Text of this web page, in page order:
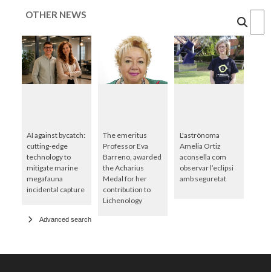
OTHER NEWS
AI against bycatch:
cutting-edge
technology to
mitigate marine
megafauna
incidental capture
The emeritus
Professor Eva
Barreno, awarded
the Acharius
Medal for her
contribution to
Lichenology
L'astrònoma
Amelia Ortiz
aconsella com
observar l’eclipsi
amb seguretat
Advanced search